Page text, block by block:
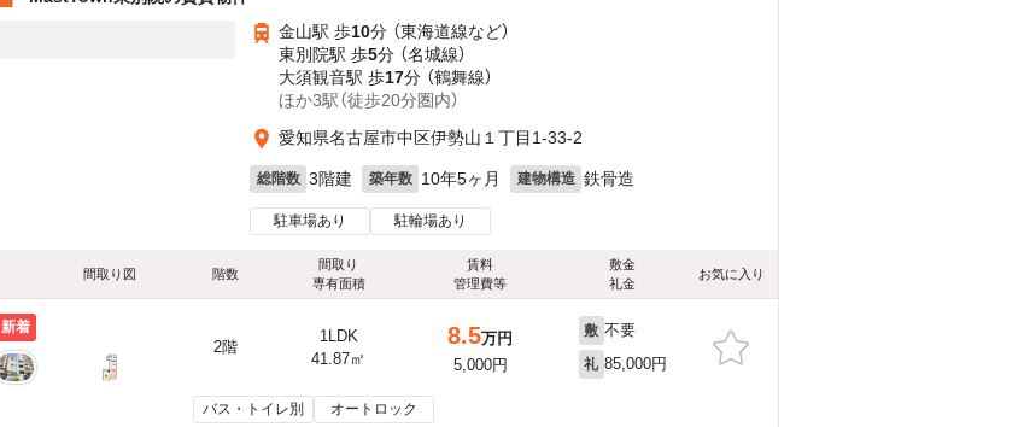
金山駅 歩10分 （東海道線など）
東別院駅 歩5分 （名城線）
大須観音駅 歩17分 （鶴舞線）
ほか3駅（徒歩20分圏内）
愛知県名古屋市中区伊勢山１丁目1-33-2
総階数 3階建 築年数 10年5ヶ月 建物構造 鉄骨造
駐車場あり 駐輪場あり
間取り図 階数
間取り
専有面積
賃料
管理費等
敷金
礼金
お気に入り
新着
2階
1LDK
41.87㎡
8.5万円
5,000円
敷 不要
礼 85,000円
バス・トイレ別 オートロック